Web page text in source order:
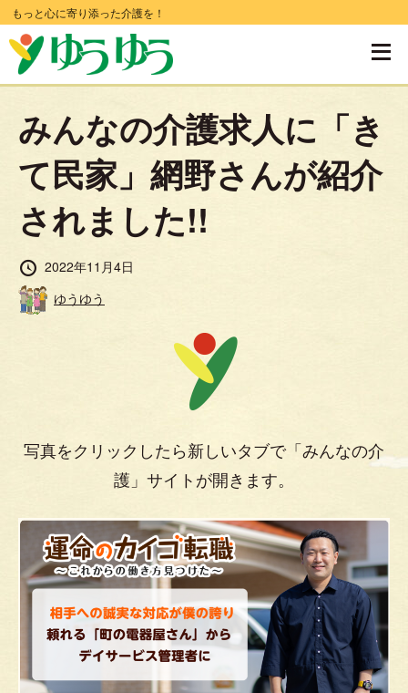
コ
ン
もっと心に寄り添った介護を！
みんなの介護求人に「き
て民家」網野さんが紹介
されました!!
投
稿
日
2022年11月4日
投
稿
ゆうゆう
写真をクリックしたら新しいタブで「みんなの介
護」サイトが開きます。